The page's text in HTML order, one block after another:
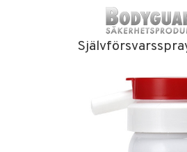
Lelut, Lapsi & Vauva